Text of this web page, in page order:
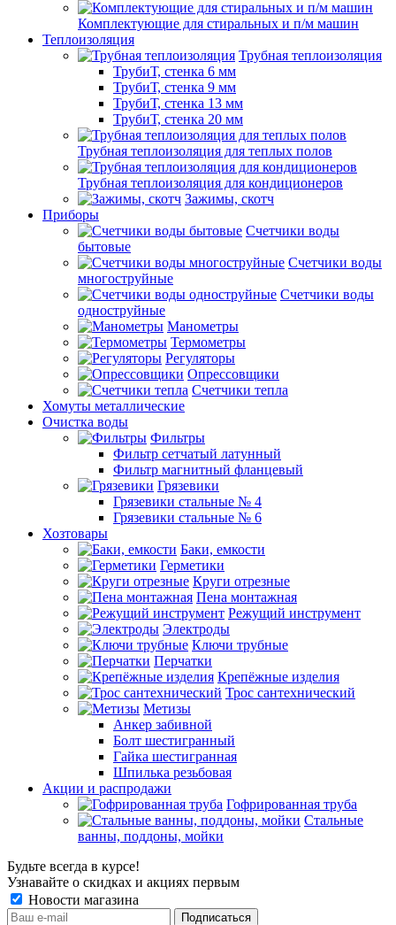
Комплектующие для стиральных и п/м машин
Теплоизоляция
Трубная теплоизоляция
ТрубиТ, стенка 6 мм
ТрубиТ, стенка 9 мм
ТрубиТ, стенка 13 мм
ТрубиТ, стенка 20 мм
Трубная теплоизоляция для теплых полов
Трубная теплоизоляция для кондиционеров
Зажимы, скотч
Приборы
Счетчики воды
бытовые
Счетчики воды
многоструйные
Счетчики воды
одноструйные
Манометры
Термометры
Регуляторы
Опрессовщики
Счетчики тепла
Хомуты металлические
Очистка воды
Фильтры
Фильтр сетчатый латунный
Фильтр магнитный фланцевый
Грязевики
Грязевики стальные № 4
Грязевики стальные № 6
Хозтовары
Баки, емкости
Герметики
Круги отрезные
Пена монтажная
Режущий инструмент
Электроды
Ключи трубные
Перчатки
Крепёжные изделия
Трос сантехнический
Метизы
Анкер забивной
Болт шестигранный
Гайка шестигранная
Шпилька резьбовая
Акции и распродажи
Гофрированная труба
Стальные
ванны, поддоны, мойки
Будьте всегда в курсе!
Узнавайте о скидках и акциях первым
Новости магазина